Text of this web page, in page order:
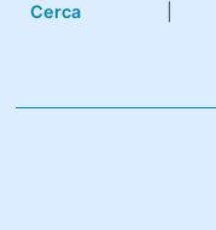
Cerca